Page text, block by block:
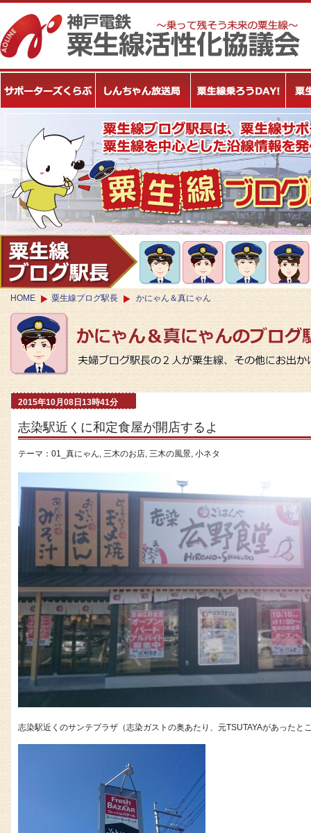
HOME 粟生線ブログ駅長 かにゃん＆真にゃん
2015年10月08日13時41分
志染駅近くに和定食屋が開店するよ
テーマ： 01_真にゃん, 三木のお店, 三木の風景, 小ネタ
志染駅近くのサンテプラザ（志染ガストの奥あたり、元TSUTAYAがあったと